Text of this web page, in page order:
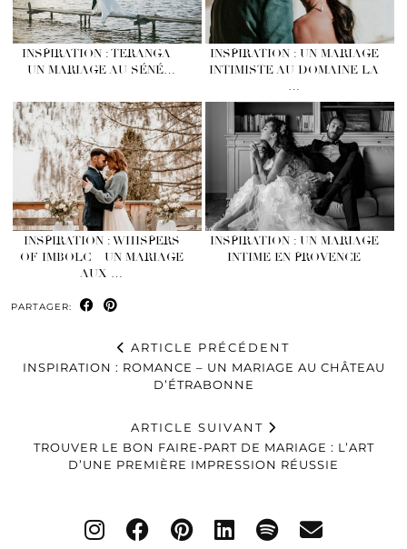
INSPIRATION : TERANGA –
UN MARIAGE AU SÉNÉ…
INSPIRATION : UN MARIAGE
INTIMISTE AU DOMAINE LA
…
INSPIRATION : WHISPERS
OF IMBOLC – UN MARIAGE
AUX …
INSPIRATION : UN MARIAGE
INTIME EN PROVENCE
PARTAGER:
ARTICLE PRÉCÉDENT
INSPIRATION : ROMANCE – UN MARIAGE AU CHÂTEAU
D’ÉTRABONNE
ARTICLE SUIVANT
TROUVER LE BON FAIRE-PART DE MARIAGE : L’ART
D’UNE PREMIÈRE IMPRESSION RÉUSSIE